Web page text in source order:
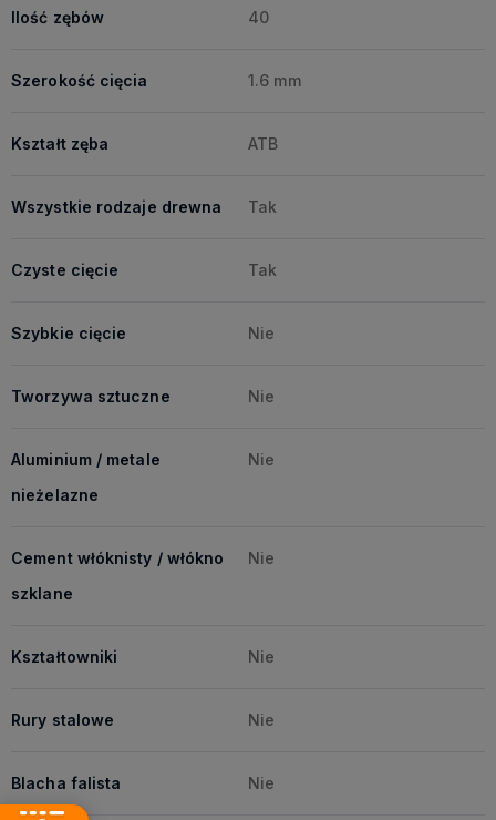
Ilość zębów 40
Szerokość cięcia 1.6 mm
Kształt zęba ATB
Wszystkie rodzaje drewna Tak
Czyste cięcie Tak
Szybkie cięcie Nie
Tworzywa sztuczne Nie
Aluminium / metale
nieżelazne
Nie
Cement włóknisty / włókno
szklane
Nie
Kształtowniki Nie
Rury stalowe Nie
Blacha falista Nie